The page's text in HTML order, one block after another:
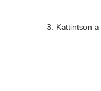
Kattintson a